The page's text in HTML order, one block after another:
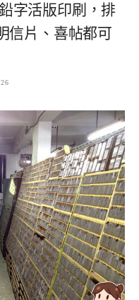
字活版印刷，排
信片、喜帖都可